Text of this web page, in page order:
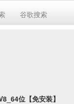
谷歌搜索
位【免安装】